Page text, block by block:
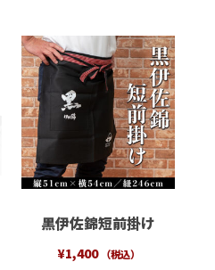
黒伊佐錦短前掛け
¥1,400 （税込）